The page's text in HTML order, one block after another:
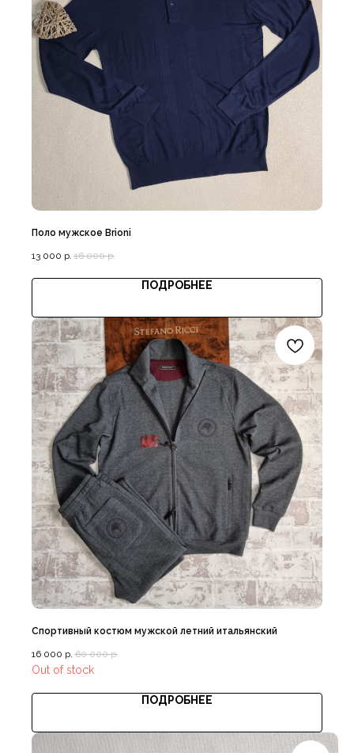
Поло мужское Brioni
13 000 р. 16 000 р.
ПОДРОБНЕЕ
Спортивный костюм мужской летний итальянский
16 000 р. 60 000 р.
Out of stock
ПОДРОБНЕЕ
Доставка с примеркой
Наши примущества